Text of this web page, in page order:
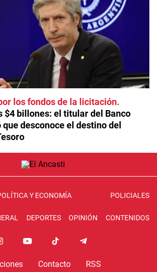
los fondos de la licitación
$4 billones: el titular del Banco
desconoce el destino del
Y ECONOMÍA POLICIALES
DEPORTES OPINIÓN CONTENIDOS
Contacto RSS